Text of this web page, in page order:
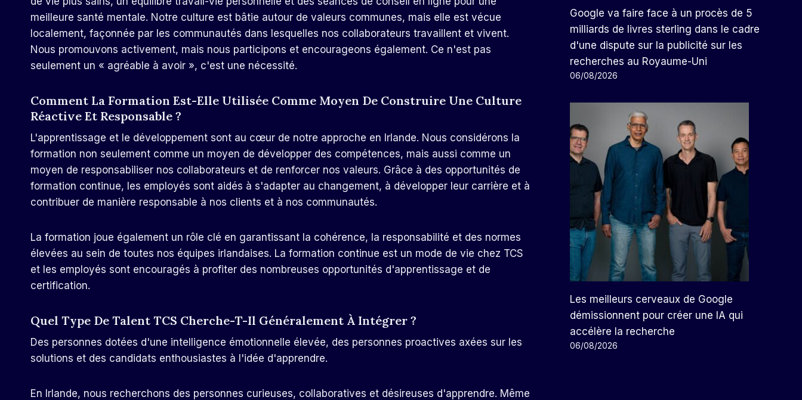
meilleure santé mentale. Notre culture est bâtie autour de valeurs communes, mais elle est vécue
localement, façonnée par les communautés dans lesquelles nos collaborateurs travaillent et vivent.
Nous promouvons activement, mais nous participons et encourageons également. Ce n'est pas
seulement un « agréable à avoir », c'est une nécessité.
Comment La Formation Est-Elle Utilisée Comme Moyen De Construire Une Culture
Réactive Et Responsable ?
L'apprentissage et le développement sont au cœur de notre approche en Irlande. Nous considérons la
formation non seulement comme un moyen de développer des compétences, mais aussi comme un
moyen de responsabiliser nos collaborateurs et de renforcer nos valeurs. Grâce à des opportunités de
formation continue, les employés sont aidés à s'adapter au changement, à développer leur carrière et à
contribuer de manière responsable à nos clients et à nos communautés.
La formation joue également un rôle clé en garantissant la cohérence, la responsabilité et des normes
élevées au sein de toutes nos équipes irlandaises. La formation continue est un mode de vie chez TCS
et les employés sont encouragés à profiter des nombreuses opportunités d'apprentissage et de
certification.
Quel Type De Talent TCS Cherche-T-Il Généralement À Intégrer ?
Des personnes dotées d'une intelligence émotionnelle élevée, des personnes proactives axées sur les
solutions et des candidats enthousiastes à l'idée d'apprendre.
En Irlande, nous recherchons des personnes curieuses, collaboratives et désireuses d'apprendre. Même
Google va faire face à un procès de 5
milliards de livres sterling dans le cadre
d'une dispute sur la publicité sur les
recherches au Royaume-Uni
06/08/2026
Les meilleurs cerveaux de Google
démissionnent pour créer une IA qui
accélère la recherche
06/08/2026